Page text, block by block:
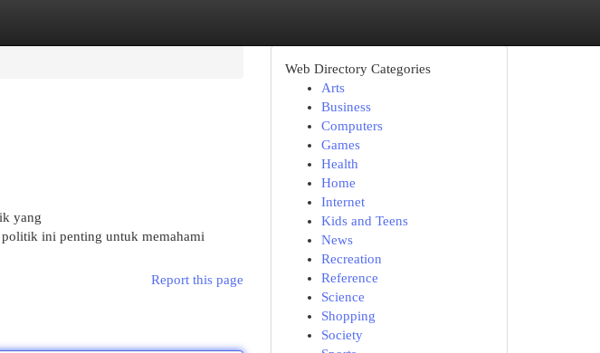
yang
politik ini penting untuk memahami
Report this page
Web Directory Categories
Arts
Business
Computers
Games
Health
Home
Internet
Kids and Teens
News
Recreation
Reference
Science
Shopping
Society